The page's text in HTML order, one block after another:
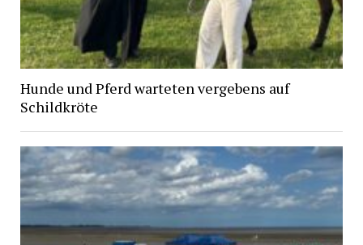
Hunde und Pferd warteten vergebens auf
Schildkröte